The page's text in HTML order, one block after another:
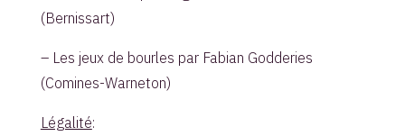
(Bernissart)
– Les jeux de bourles par Fabian Godderies
(Comines-Warneton)
Légalité: